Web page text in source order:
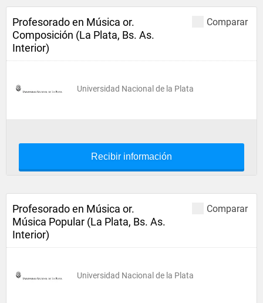
Comparar
Profesorado en Música or.
Composición (La Plata, Bs. As.
Interior)
Universidad Nacional de la Plata
Recibir información
Comparar
Profesorado en Música or.
Música Popular (La Plata, Bs. As.
Interior)
Universidad Nacional de la Plata